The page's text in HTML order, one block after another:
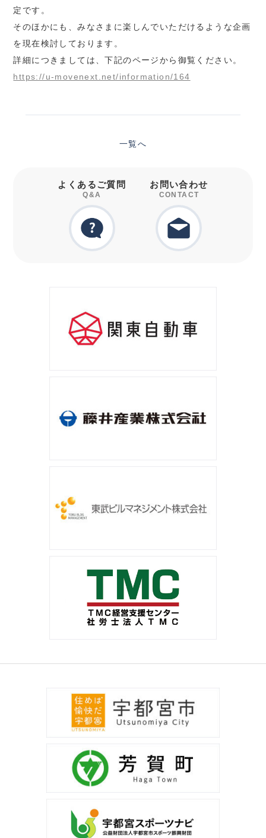
定です。
そのほかにも、みなさまに楽しんでいただけるような企画
を現在検討しております。
詳細につきましては、下記のページから御覧ください。
https://u-movenext.net/information/164
一覧へ
よくあるご質問
Q&A
お問い合わせ
CONTACT